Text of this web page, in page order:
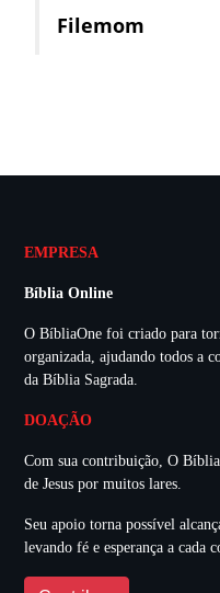
Filemom
EMPRESA
Bíblia Online
O BíbliaOne foi criado para
organizada, ajudando todos a
da Bíblia Sagrada.
DOAÇÃO
Com sua contribuição, O
de Jesus por muitos lares.
Seu apoio torna possível
levando fé e esperança a cada